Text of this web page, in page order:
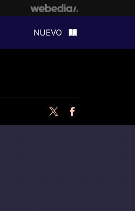
NUEVO
Twitter